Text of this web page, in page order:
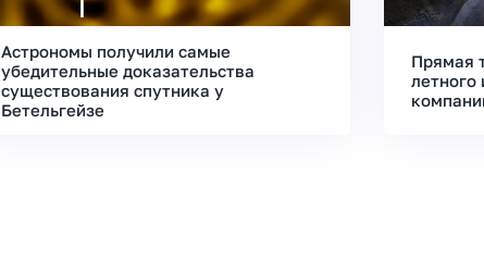
Астрономы получили самые
убедительные доказательства
существования спутника у
Бетельгейзе
Прямая
летного